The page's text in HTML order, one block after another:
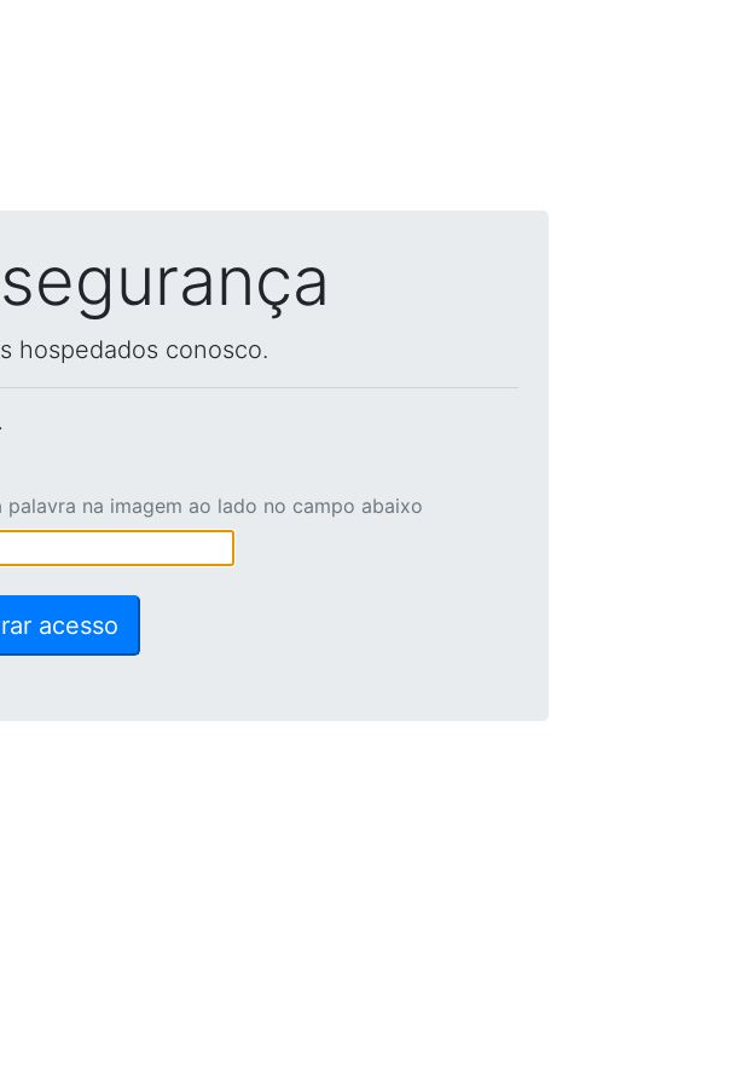
hospedados conosco.
palavra na imagem ao lado no campo abaixo